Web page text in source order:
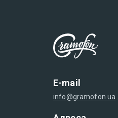
E-mail
info@gramofon.ua